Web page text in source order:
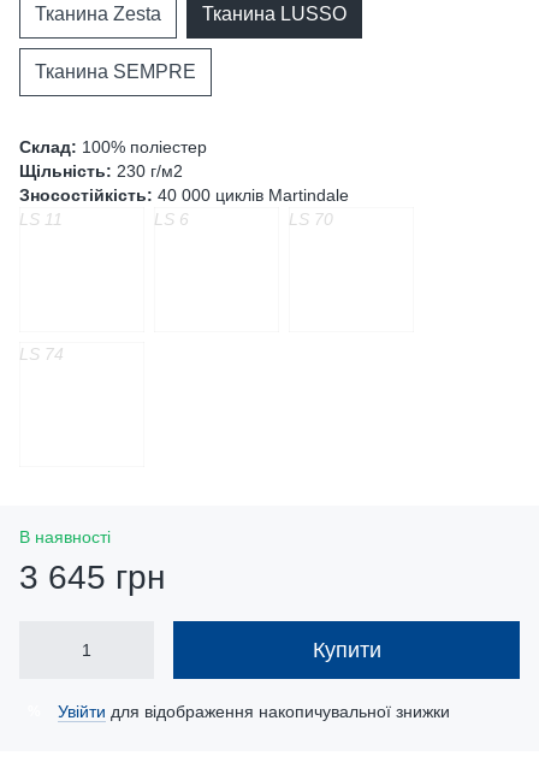
Тканина Zesta Тканина LUSSO
Тканина SEMPRE
Склад: 100% поліестер
Щільність: 230 г/м2
Зносостійкість: 40 000 циклів Martindale
LS 11
LS 6 LS 70
LS 74
В наявності
3 645 грн
Купити
Увійти для відображення накопичувальної знижки